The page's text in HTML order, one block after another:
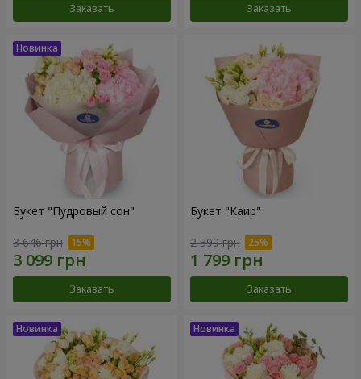
Заказать Заказать
Букет "Пудровый сон"
3 646 грн
Заказать
Букет "Каир"
2 399 грн
Заказать